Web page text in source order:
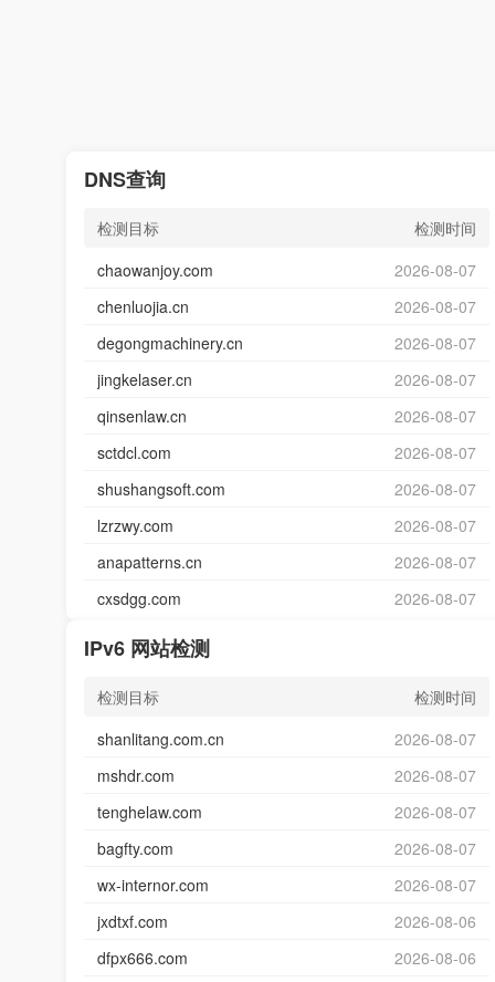
DNS查询
检测目标
检测时间
chaowanjoy.com
2026-08-07
chenluojia.cn
2026-08-07
degongmachinery.cn
2026-08-07
jingkelaser.cn
2026-08-07
qinsenlaw.cn
2026-08-07
sctdcl.com
2026-08-07
shushangsoft.com
2026-08-07
lzrzwy.com
2026-08-07
anapatterns.cn
2026-08-07
cxsdgg.com
2026-08-07
IPv6 网站检测
检测目标
检测时间
shanlitang.com.cn
2026-08-07
mshdr.com
2026-08-07
tenghelaw.com
2026-08-07
bagfty.com
2026-08-07
wx-internor.com
2026-08-07
jxdtxf.com
2026-08-06
dfpx666.com
2026-08-06